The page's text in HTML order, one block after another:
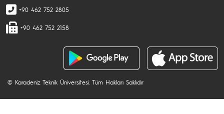
+90 462 752 2805
+90 462 752 2158
© Karadeniz Teknik Üniversitesi. Tüm Hakları Saklıdır